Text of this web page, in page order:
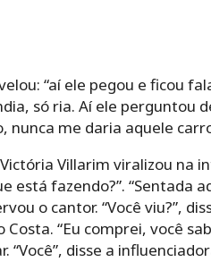
“aí ele pegou e ficou
só ria. Aí ele perguntou
nunca me daria aquele
Villarim viralizou na
está fazendo?”. “Sentada
o cantor. “Você viu?”,
“Eu comprei, você
disse a